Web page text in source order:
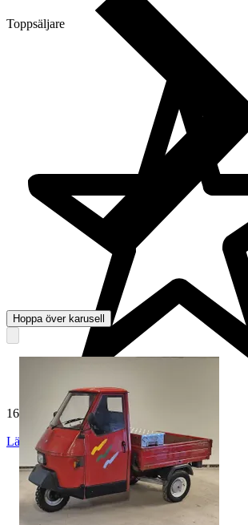
Toppsäljare
165 012 omdömen
Läs omdömen Följ
Hoppa över karusell